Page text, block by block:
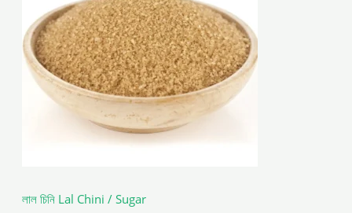
লাল চিনি Lal Chini / Sugar